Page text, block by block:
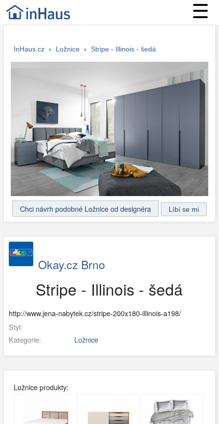
☰
InHaus.cz › Ložnice › Stripe - Illinois - šedá
Chci návrh podobné Ložnice od designéra
Okay.cz Brno
Stripe - Illinois - šedá
http://www.jena-nabytek.cz/stripe-200x180-illinois-a198/
Styl:
Kategorie:
Ložnice
Ložnice produkty: